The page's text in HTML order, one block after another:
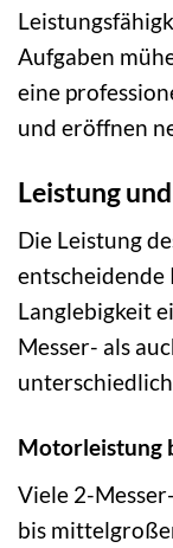
Aufgaben
eine
und eröffnen
Leistung
Die Leistung
entscheidende
Langlebigkeit
Messer- als
Motorleistung
Viele 2-
bis